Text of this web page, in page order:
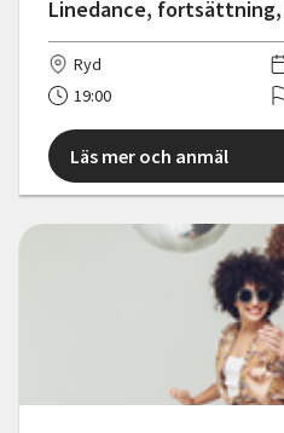
Linedance, fortsättning,
Ryd
19:00
Läs mer och anmäl